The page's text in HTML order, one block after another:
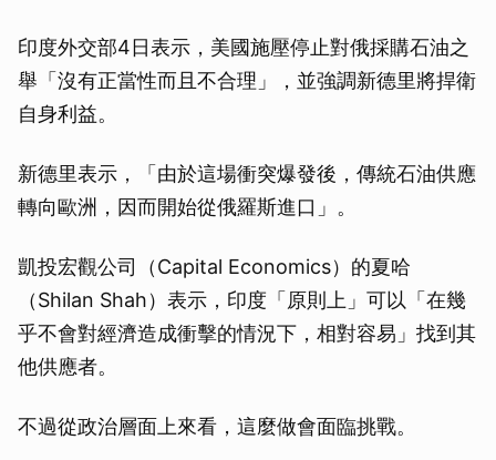
印度外交部4日表示，美國施壓停止對俄採購石油之
舉「沒有正當性而且不合理」，並強調新德里將捍衛
自身利益。
新德里表示，「由於這場衝突爆發後，傳統石油供應
轉向歐洲，因而開始從俄羅斯進口」。
凱投宏觀公司（Capital Economics）的夏哈
（Shilan Shah）表示，印度「原則上」可以「在幾
乎不會對經濟造成衝擊的情況下，相對容易」找到其
他供應者。
不過從政治層面上來看，這麼做會面臨挑戰。